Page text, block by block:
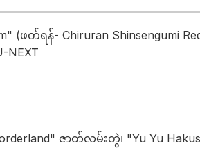
(ဖတ်ရန်- Chiruran Shinsengumi
NEXT
ဇာတ်လမ်းတွဲ၊ "Yu Yu